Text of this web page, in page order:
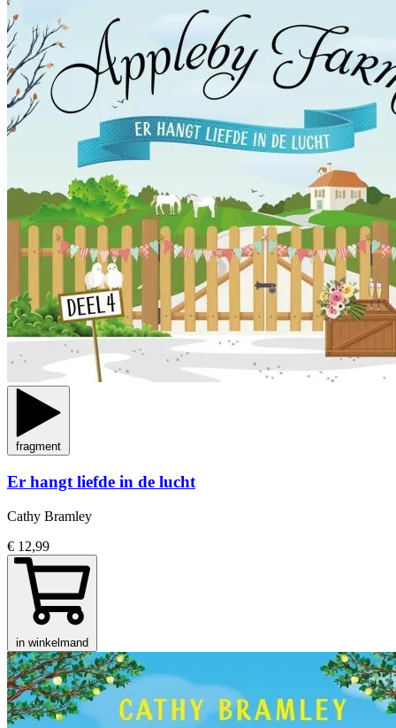
fragment
Er hangt liefde in de lucht
Cathy Bramley
€ 12,99
in winkelmand